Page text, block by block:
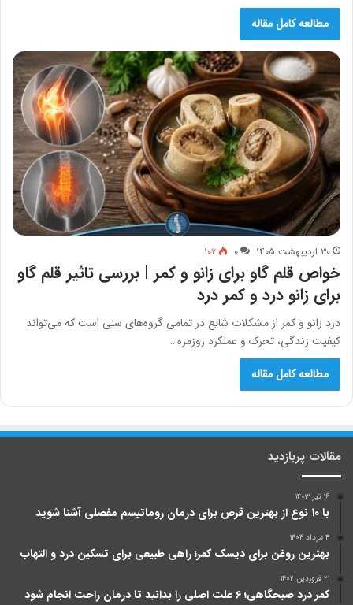
مطالعه کامل مقاله
۳۰ اردیبهشت ۱۴۰۵ ۰ ۱۰۲
خواص قلم گاو برای زانو و کمر | بررسی تاثیر قلم گاو
برای زانو درد و کمر درد
درد زانو و کمر از مشکلات شایع در تمامی گروه‌های سنی است که می‌تواند
کیفیت زندگی، تحرک و عملکرد روزمره…
مطالعه کامل مقاله
مقالات پربازدید
۱۶ تیر ۱۴۰۳
با ۱۰ نوع از بهترین قرص برای درمان روماتیسم مفصلی آشنا شوید
۴ مرداد ۱۴۰۴
بهترین روغن برای دیسک کمر؛ راهی طبیعی برای تسکین درد و التهاب
۲۱ فروردین ۱۴۰۲
کمر درد صبحگاهی؛ ۶ علت اصلی را بدانید تا درمان راحت انجام شود